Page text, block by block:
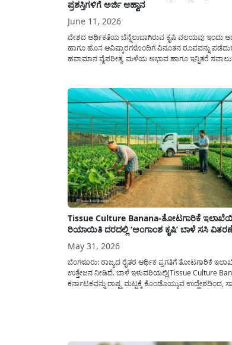
ಪ್ರಶಸ್ತಿಗಳಿಗೆ ಅರ್ಜಿ ಆಹ್ವಾನ
June 11, 2026
ದೇಶದ ಆರ್ಥಿಕತೆಯ ಬೆನ್ನೆಲುಬಾಗಿರುವ ಕೃಷಿ ವಲಯವು ಇಂದು
ಹಾಗೂ ಹೊಸ ಆವಿಷ್ಕಾರಗಳೊಂದಿಗೆ ವಿನೂತನ ರೂಪವನ್ನು
ಹವಾಮಾನ ವೈಪರೀತ್ಯ, ಮಳೆಯ ಅಭಾವ ಹಾಗೂ ಇನ್ನಿತರೆ
ಅಳವಡಿಸಿಕೊಂಡಿರುವ ವೈವಿಧ್ಯಮಯ...
Tissue Culture Banana-ತೋಟಗಾರಿಕೆ
ರಿಯಾಯಿತಿ ದರದಲ್ಲಿ ‘ಅಂಗಾಂಶ ಕೃಷಿ’ ಬಾಳೆ ಸಸಿ
May 31, 2026
ಬೆಂಗಳೂರು: ರಾಜ್ಯದ ರೈತರ ಆರ್ಥಿಕ ಪ್ರಗತಿಗೆ ತೋಟಗಾರಿಕೆ
ಉತ್ತೇಜನ ನೀಡಿದೆ. ಬಾಳೆ ಇಳುವರಿಯಲ್ಲಿ(Tissue Culture
ಕರ್ನಾಟಕವನ್ನು ರಾಷ್ಟ್ರ ಮಟ್ಟಕ್ಕೆ ಕೊಂಡೊಯ್ಯುವ ಉದ್ದೇಶದಿಂದ,